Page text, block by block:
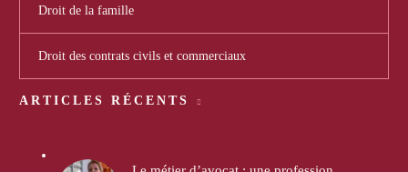
Droit de la famille
Droit des contrats civils et commerciaux
ARTICLES RÉCENTS